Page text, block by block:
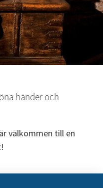
händer och
välkommen till en